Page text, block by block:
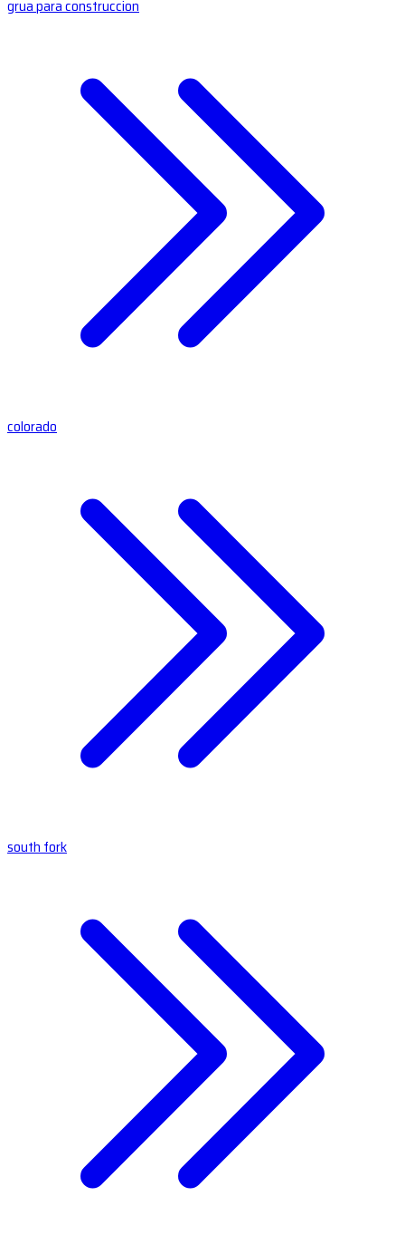
grua para construccion
colorado
south fork